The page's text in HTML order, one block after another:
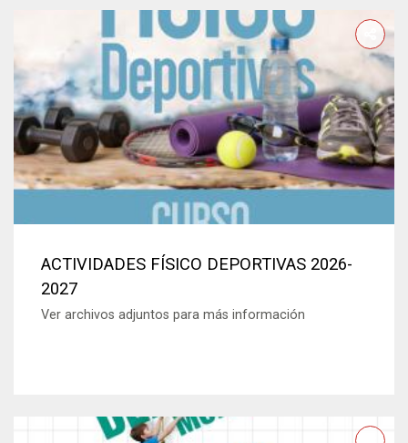
ACTIVIDADES FÍSICO DEPORTIVAS 2026-
2027
Ver archivos adjuntos para más información